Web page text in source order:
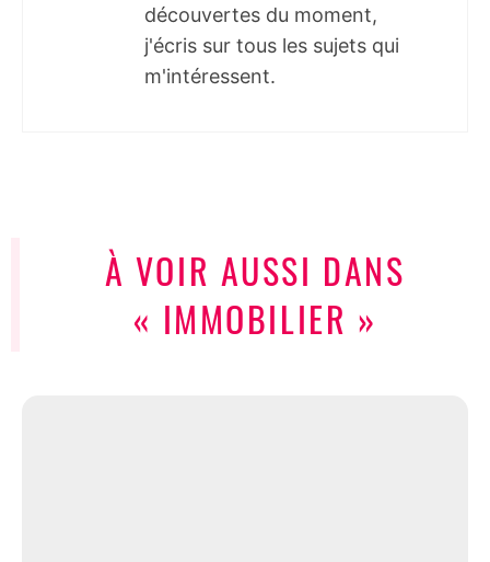
découvertes du moment,
j'écris sur tous les sujets qui
m'intéressent.
À VOIR AUSSI DANS
« IMMOBILIER »